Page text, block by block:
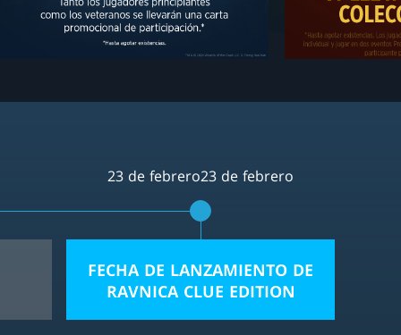
23 de febrero23 de febrero
FECHA DE LANZAMIENTO DE
RAVNICA CLUE EDITION